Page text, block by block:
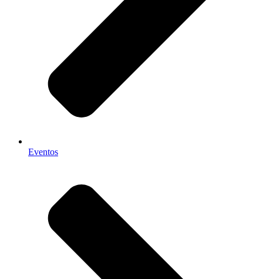
Eventos